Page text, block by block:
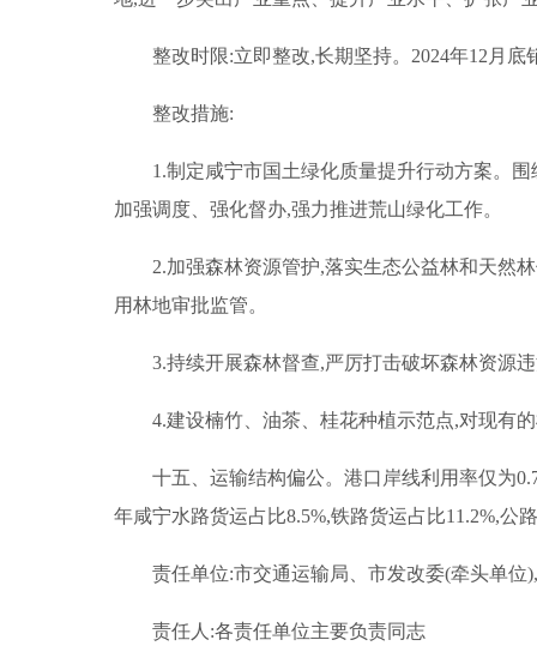
整改时限:立即整改,长期坚持。2024年12月底
整改措施:
1.制定咸宁市国土绿化质量提升行动方案。
加强调度、强化督办,强力推进荒山绿化工作。
2.加强森林资源管护,落实生态公益林和天然
用林地审批监管。
3.持续开展森林督查,严厉打击破坏森林资源
4.建设楠竹、油茶、桂花种植示范点,对现有
十五、运输结构偏公。港口岸线利用率仅为
年咸宁水路货运占比8.5%,铁路货运占比11.2%,公
责任单位:市交通运输局、市发改委(牵头单位
责任人:各责任单位主要负责同志